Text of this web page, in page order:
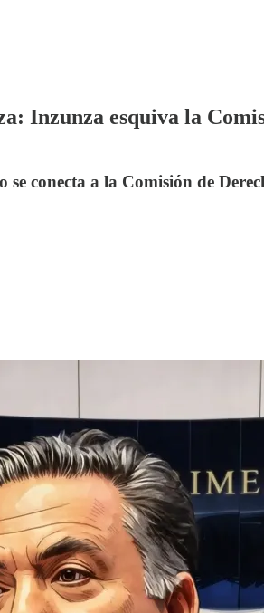
Inzunza esquiva la
conecta a la Comisión de